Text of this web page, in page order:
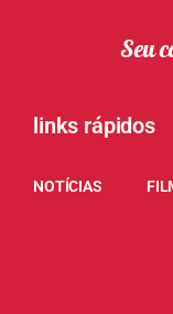
Seu
links rápidos
NOTÍCIAS